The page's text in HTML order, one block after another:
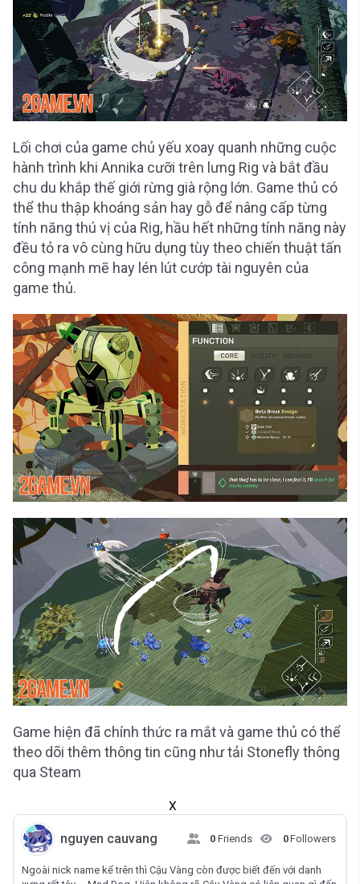
Lối chơi của game chủ yếu xoay quanh những cuộc
hành trình khi Annika cưỡi trên lưng Rig và bắt đầu
chu du khắp thế giới rừng già rộng lớn. Game thủ có
thể thu thập khoáng sản hay gỗ để nâng cấp từng
tính năng thú vị của Rig, hầu hết những tính năng này
đều tỏ ra vô cùng hữu dụng tùy theo chiến thuật tấn
công mạnh mẽ hay lén lút cướp tài nguyên của
game thủ.
Game hiện đã chính thức ra mắt và game thủ có thể
theo dõi thêm thông tin cũng như tải Stonefly thông
qua Steam
X
nguyen cauvang 0 Friends 0Followers
Ngoài nick name kể trên thì Cậu Vàng còn được biết đến với danh